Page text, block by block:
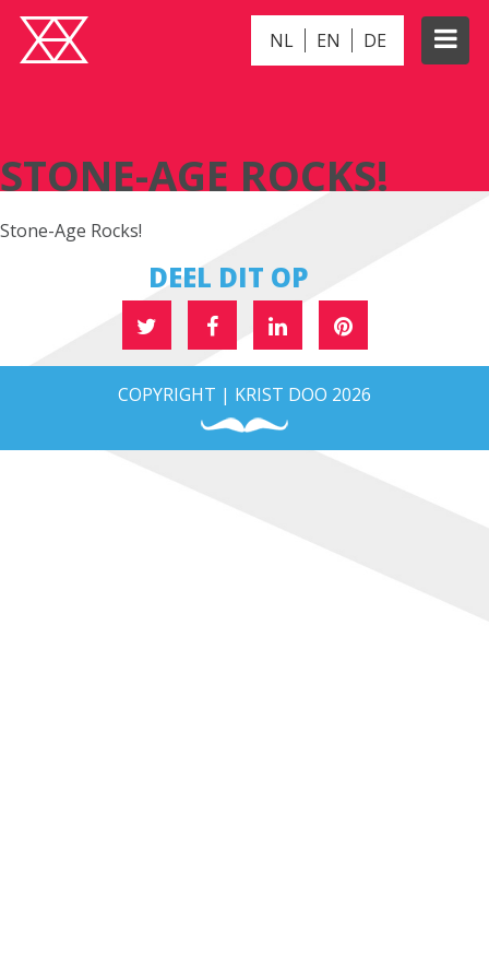
NL EN DE
STONE-AGE ROCKS!
Stone-Age Rocks!
DEEL DIT OP
COPYRIGHT | KRIST DOO 2026